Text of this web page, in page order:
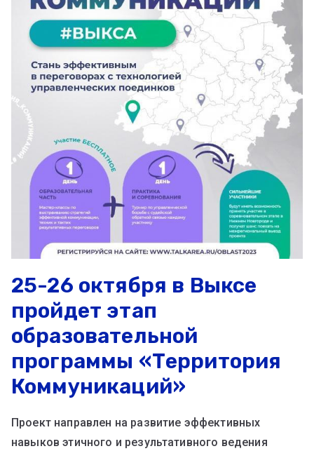
25-26 октября в Выксе
пройдет этап
образовательной
программы «Территория
Коммуникаций»
Проект направлен на развитие эффективных
навыков этичного и результативного ведения